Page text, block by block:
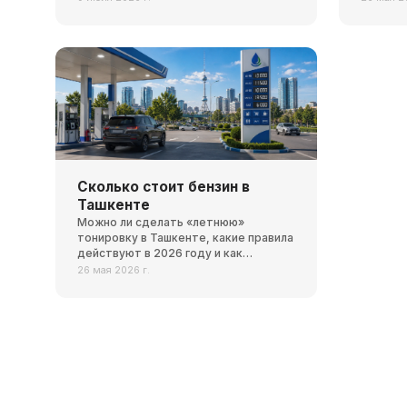
Сколько стоит бензин в
Ташкенте
Можно ли сделать «летнюю»
тонировку в Ташкенте, какие правила
действуют в 2026 году и как
оформить разрешение, чтобы
26 мая 2026 г.